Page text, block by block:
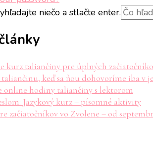
niečo a stlačte enter.
kurz taliančiny pre úplných
taliančinu, keď sa ňou dohovoríme iba v
online hodiny taliančiny s lektorom
Jazykový kurz – písomné aktivity
začiatočníkov vo Zvolene – od